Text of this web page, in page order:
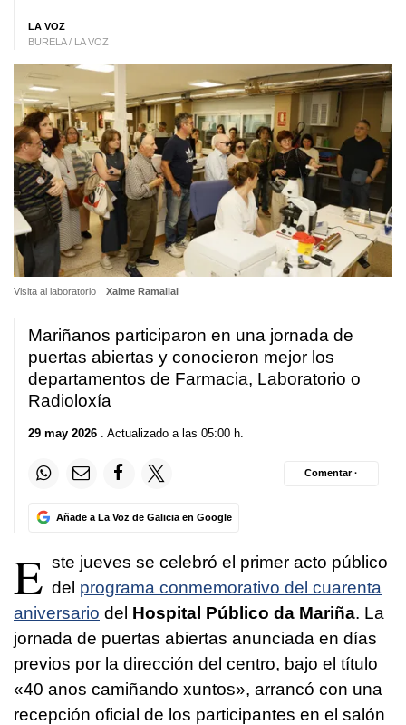
LA VOZ
BURELA / LA VOZ
Visita al laboratorio Xaime Ramallal
Mariñanos participaron en una jornada de
puertas abiertas y conocieron mejor los
departamentos de Farmacia, Laboratorio o
Radioloxía
29 may 2026 . Actualizado a las 05:00 h.
Añade a La Voz de Galicia en Google
Comentar ·
E ste jueves se celebró el primer acto público
del programa conmemorativo del cuarenta
aniversario del Hospital Público da Mariña. La
jornada de puertas abiertas anunciada en días
previos por la dirección del centro, bajo el título
«40 anos camiñando xuntos», arrancó con una
recepción oficial de los participantes en el salón